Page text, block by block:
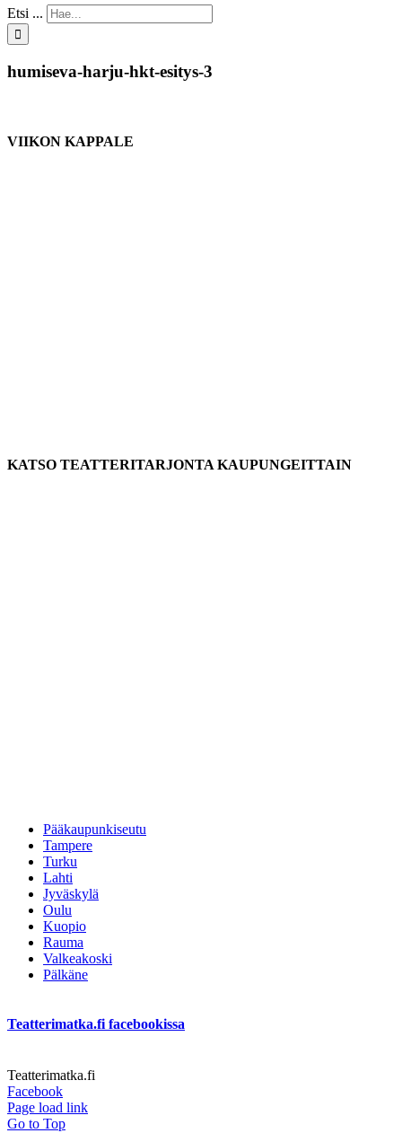
Etsi ...
humiseva-harju-hkt-esitys-3
VIIKON KAPPALE
KATSO TEATTERITARJONTA KAUPUNGEITTAIN
Pääkaupunkiseutu
Tampere
Turku
Lahti
Jyväskylä
Oulu
Kuopio
Rauma
Valkeakoski
Pälkäne
Teatterimatka.fi facebookissa
Teatterimatka.fi
Facebook
Page load link
Go to Top